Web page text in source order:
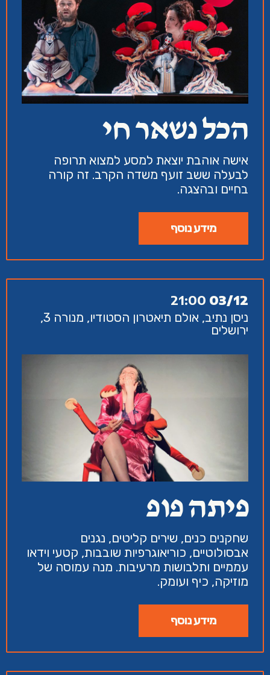
הכל נשאר חי
אישה אוהבת יוצאת למסע למצוא תרופה
לבעלה ששב זועף משדה הקרב. זה קורה
בחיים ובהצגה.
מידע נוסף
03/12
21:00
ניסן נתיב, אולם תיאטרון הסטודיו, מנורה 3,
ירושלים
פיתה פופ
שחקנים כנים, שירים קליטים, נגנים
אבסולוטיים, כוריאוגרפיות שובבות, קטעי וידאו
עממיים ותלבושות מרעיבות. מנה עמוסה של
מוזיקה, כיף ועומק.
מידע נוסף